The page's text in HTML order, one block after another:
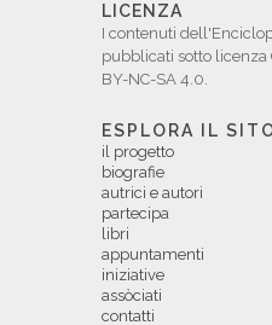
LICENZA
I contenuti
pubblicati sotto licenza
BY-NC-SA 4.0.
ESPLORA IL
il progetto
biografie
autrici e autori
partecipa
libri
appuntamenti
iniziative
assòciati
contatti